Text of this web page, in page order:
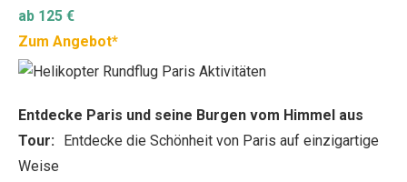
ab 125 €
Zum Angebot*
Entdecke Paris und seine Burgen vom Himmel aus
Tour: Entdecke die Schönheit von Paris auf einzigartige
Weise